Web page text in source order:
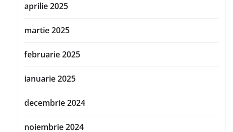
aprilie 2025
martie 2025
februarie 2025
ianuarie 2025
decembrie 2024
noiembrie 2024